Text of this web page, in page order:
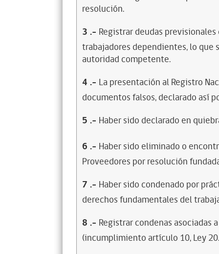
resolución.
3 .- Registrar deudas
trabajadores dependientes, lo
autoridad competente.
4 .- La presentación al Registro
documentos falsos, declarado así
5 .- Haber sido declarado en
6 .- Haber sido eliminado o
Proveedores por resolución
7 .- Haber sido condenado por
derechos fundamentales del
8 .- Registrar condenas asociadas
(incumplimiento artículo 10, Ley